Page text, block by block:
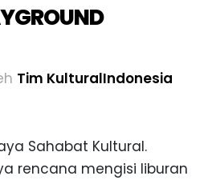
YGROUND
Tim KulturalIndonesia
Sahabat Kultural.
rencana mengisi liburan